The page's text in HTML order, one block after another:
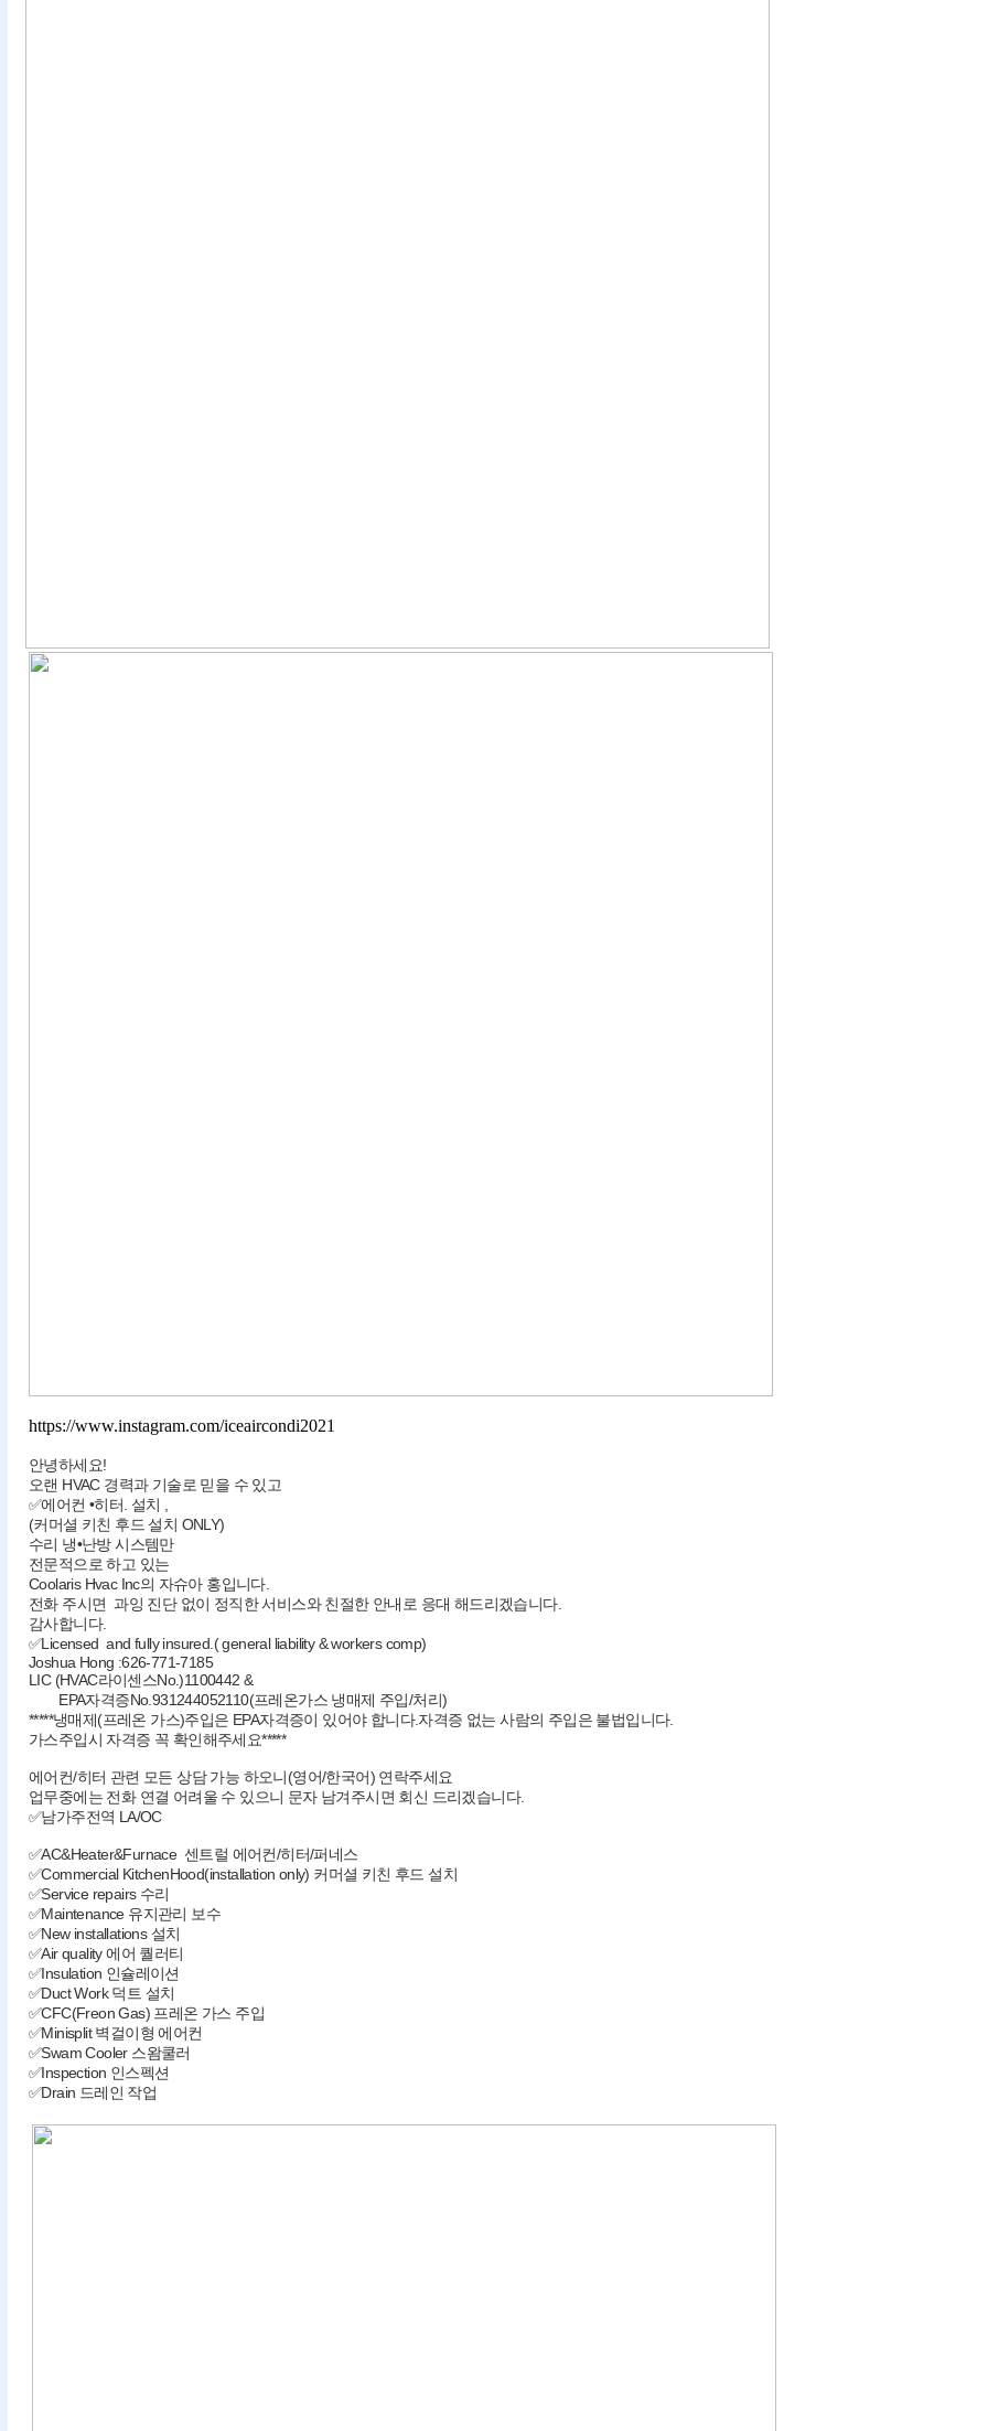
https://www.instagram.com/iceaircondi2021
안녕하세요!
오랜 HVAC 경력과 기술로 믿을 수 있고
✅에어컨 •히터. 설치 ,
(커머셜 키친 후드 설치 ONLY)
수리 냉•난방 시스템만
전문적으로 하고 있는
Coolaris Hvac Inc의 자슈아 홍입니다.
전화 주시면 과잉 진단 없이 정직한 서비스와 친절한 안내로 응대 해드리겠습니다.
감사합니다.
✅Licensed and fully insured.( general liability & workers comp)
Joshua Hong :626-771-7185
LIC (HVAC라이센스No.)1100442 &
EPA자격증No.931244052110(프레온가스 냉매제 주입/처리)
*****냉매제(프레온 가스)주입은 EPA자격증이 있어야 합니다.자격증 없는 사람의 주입은 불법입니다.
가스주입시 자격증 꼭 확인해주세요*****
에어컨/히터 관련 모든 상담 가능 하오니(영어/한국어) 연락주세요
업무중에는 전화 연결 어려울 수 있으니 문자 남겨주시면 회신 드리겠습니다.
✅남가주전역 LA/OC
✅AC&Heater&Furnace 센트럴 에어컨/히터/퍼네스
✅Commercial KitchenHood(installation only) 커머셜 키친 후드 설치
✅Service repairs 수리
✅Maintenance 유지관리 보수
✅New installations 설치
✅Air quality 에어 퀄러티
✅Insulation 인슐레이션
✅Duct Work 덕트 설치
✅CFC(Freon Gas) 프레온 가스 주입
✅Minisplit 벽걸이형 에어컨
✅Swam Cooler 스왐쿨러
✅Inspection 인스펙션
✅Drain 드레인 작업